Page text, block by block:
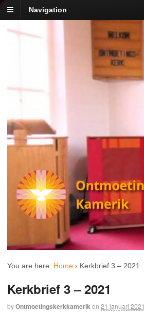
Navigation
You are here: Home › Kerkbrief 3 – 2021
Kerkbrief 3 – 2021
byOntmoetingskerkkamerikon 21 januari 2021